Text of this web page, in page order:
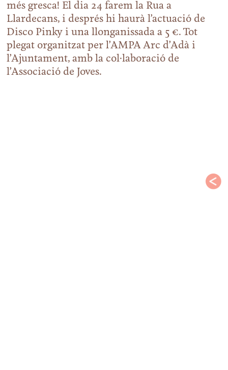
més gresca! El dia 24 farem la Rua a
Llardecans, i després hi haurà l’actuació de
Disco Pinky i una llonganissada a 5 €. Tot
plegat organitzat per l’AMPA Arc d’Adà i
l’Ajuntament, amb la col·laboració de
l’Associació de Joves.